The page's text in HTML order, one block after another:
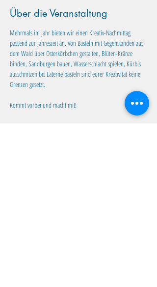
Über die Veranstaltung
Mehrmals im Jahr bieten wir einen Kreativ-Nachmittag
passend zur Jahreszeit an. Von Basteln mit Gegenständen aus
dem Wald über Osterkörbchen gestalten, Blüten-Kränze
binden, Sandburgen bauen, Wasserschlacht spielen, Kürbis
ausschnitzen bis Laterne basteln sind eurer Kreativität keine
Grenzen gesetzt.
Kommt vorbei und macht mit!